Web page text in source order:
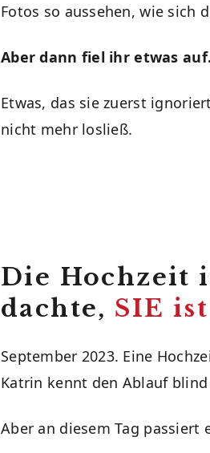
Fotos so aussehen, wie sich
Aber dann fiel ihr etwas auf.
Etwas, das sie zuerst
nicht mehr losließ.
Die Hochzeit
dachte, SIE
September 2023. Eine
Katrin kennt den Ablauf
Aber an diesem Tag passiert